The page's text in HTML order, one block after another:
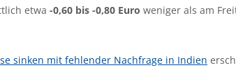
etwa -0,60 bis -0,80 Euro weniger als am
sinken mit fehlender Nachfrage in Indien